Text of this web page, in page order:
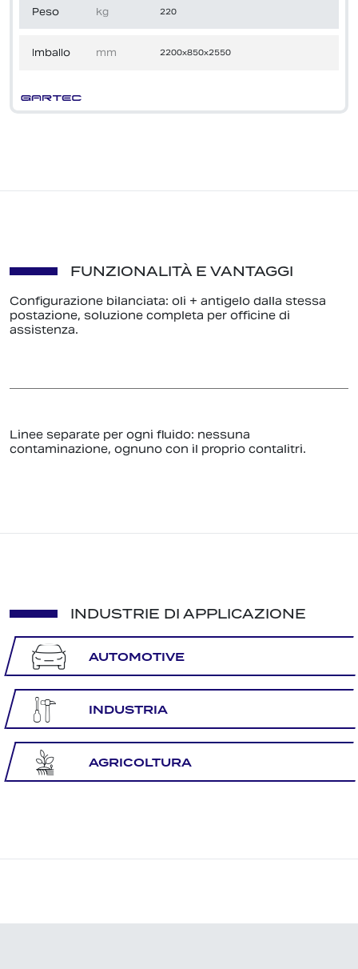
Peso kg 220
Imballo mm 2200x850x2550
FUNZIONALITÀ E VANTAGGI
Configurazione bilanciata: oli + antigelo dalla stessa
postazione, soluzione completa per officine di
assistenza.
Linee separate per ogni fluido: nessuna
contaminazione, ognuno con il proprio contalitri.
INDUSTRIE DI APPLICAZIONE
AUTOMOTIVE
INDUSTRIA
AGRICOLTURA